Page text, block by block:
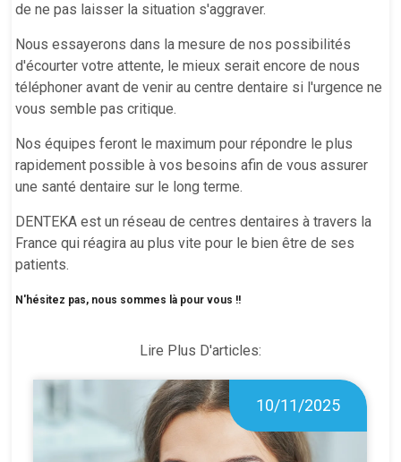
de ne pas laisser la situation s'aggraver.
Nous essayerons dans la mesure de nos possibilités
d'écourter votre attente, le mieux serait encore de nous
téléphoner avant de venir au centre dentaire si l'urgence ne
vous semble pas critique.
Nos équipes feront le maximum pour répondre le plus
rapidement possible à vos besoins afin de vous assurer
une santé dentaire sur le long terme.
DENTEKA est un réseau de centres dentaires à travers la
France qui réagira au plus vite pour le bien être de ses
patients.
N'hésitez pas, nous sommes là pour vous !!
Lire Plus D'articles:
10/11/2025